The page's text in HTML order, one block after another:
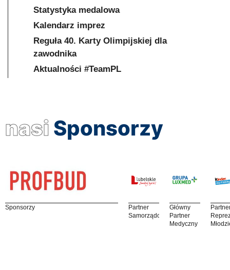
Statystyka medalowa
Kalendarz imprez
Reguła 40. Karty Olimpijskiej dla
zawodnika
Aktualności #TeamPL
nasi Sponsorzy
Sponsorzy
Partner
Samorządowy
Główny
Partner
Medyczny